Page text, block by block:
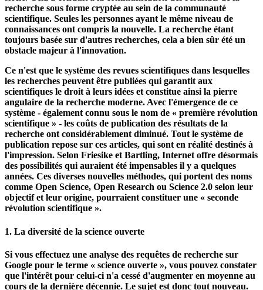
Friesike et Bartling (2014) affirment qu'il n'y avait pas de
système de publication scientifique approprié jusqu'au 17ème
siècle. Cela a conduit à la communication des résultats de la
recherche sous forme cryptée au sein de la communauté
scientifique. Seules les personnes ayant le même niveau de
connaissances ont compris la nouvelle. La recherche étant
toujours basée sur d'autres recherches, cela a bien sûr été un
obstacle majeur à l'innovation.
Ce n'est que le système des revues scientifiques dans lesquelles
les recherches peuvent être publiées qui garantit aux
scientifiques le droit à leurs idées et constitue ainsi la pierre
angulaire de la recherche moderne. Avec l'émergence de ce
système - également connu sous le nom de « première révolution
scientifique » - les coûts de publication des résultats de la
recherche ont considérablement diminué. Tout le système de
publication repose sur ces articles, qui sont en réalité destinés à
l'impression. Selon Friesike et Bartling, Internet offre désormais
des possibilités qui auraient été impensables il y a quelques
années. Ces diverses nouvelles méthodes, qui portent des noms
objectif et leur origine, pourraient constituer une « seconde
1. La diversité de la science ouverte